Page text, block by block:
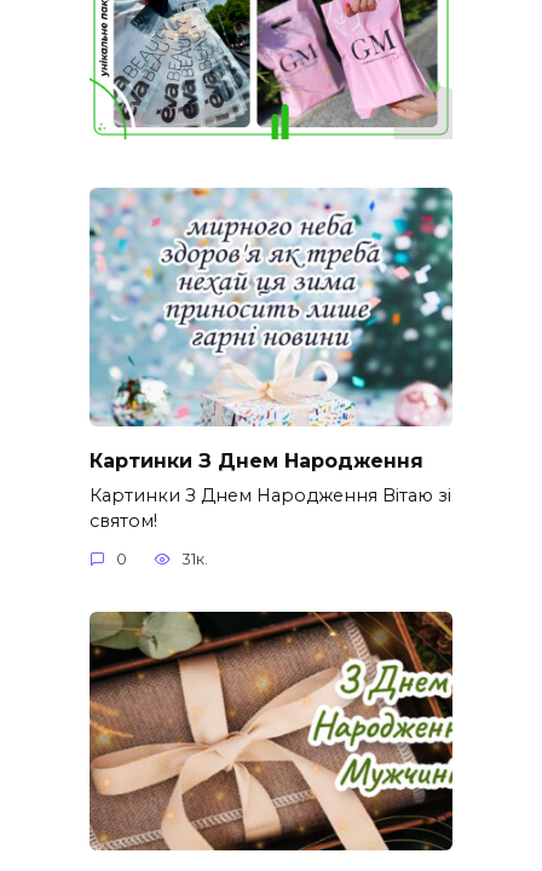
Картинки З Днем Народження
Картинки З Днем Народження Вітаю зі
святом!
0 31к.